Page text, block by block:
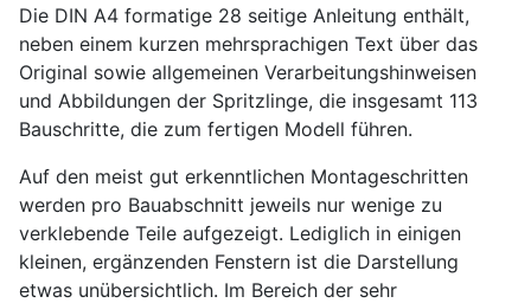
Die DIN A4 formatige 28 seitige Anleitung enthält,
neben einem kurzen mehrsprachigen Text über das
Original sowie allgemeinen Verarbeitungshinweisen
und Abbildungen der Spritzlinge, die insgesamt 113
Bauschritte, die zum fertigen Modell führen.
Auf den meist gut erkenntlichen Montageschritten
werden pro Bauabschnitt jeweils nur wenige zu
verklebende Teile aufgezeigt. Lediglich in einigen
kleinen, ergänzenden Fenstern ist die Darstellung
etwas unübersichtlich. Im Bereich der sehr